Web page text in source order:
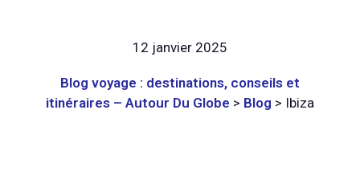
12 janvier 2025
Blog voyage : destinations, conseils et
itinéraires – Autour Du Globe > Blog > Ibiza